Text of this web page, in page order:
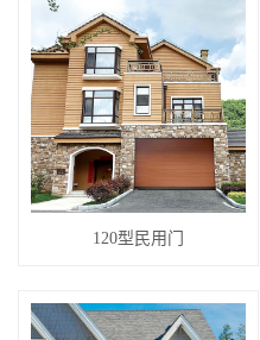
120型民用门